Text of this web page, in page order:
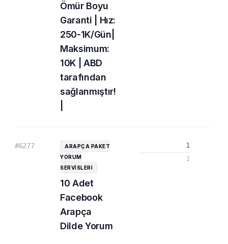
Ömür Boyu
Garanti | Hız:
250-1K/Gün|
Maksimum:
10K | ABD
tarafından
sağlanmıştır!
#6277
ARAPÇA PAKET
YORUM
SERVISLERI
10 Adet
Facebook
Arapça
Dilde Yorum
1
1